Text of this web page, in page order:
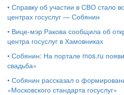
• Справку об участии в СВО стало
центрах госуслуг — Собянин
• Вице-мэр Ракова сообщила об
центра госуслуг в Хамовниках
• Собянин: На портале mos.ru
свадьба»
• Собянин рассказал о
«Московского стандарта госуслуг»